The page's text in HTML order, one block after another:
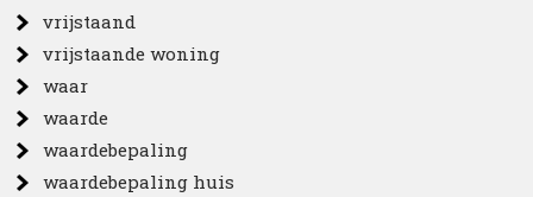
vrijstaand
vrijstaande woning
waar
waarde
waardebepaling
waardebepaling huis